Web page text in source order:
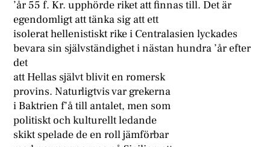
’år 55 f. Kr. upphörde riket att finnas till. Det är
egendomligt att tänka sig att ett
isolerat hellenistiskt rike i Centralasien lyckades
bevara sin självständighet i nästan hundra ’år efter
det
att Hellas självt blivit en romersk
provins. Naturligtvis var grekerna
i Baktrien f’å till antalet, men som
politiskt och kulturellt ledande
skikt spelade de en roll jämförbar